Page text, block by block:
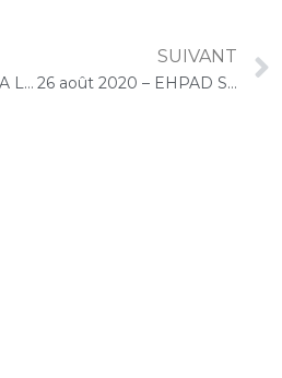
21 août 2020 – ORPEA La Villa des Pins (Andernos-les-Bains) : Concert « Cello Solo »
SUIVANT
26 août 2020 – EHPAD Sainte-Geneviève Le Moulin Vert (Athis-Mons) : Concert « Gelato-Cello Solo »